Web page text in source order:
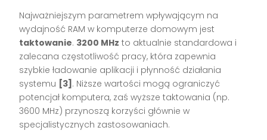
Najważniejszym parametrem wpływającym na
wydajność RAM w komputerze domowym jest
taktowanie. 3200 MHz to aktualnie standardowa i
zalecana częstotliwość pracy, która zapewnia
szybkie ładowanie aplikacji i płynność działania
systemu [3] . Niższe wartości mogą ograniczyć
potencjał komputera, zaś wyższe taktowania (np.
3600 MHz) przynoszą korzyści głównie w
specjalistycznych zastosowaniach.